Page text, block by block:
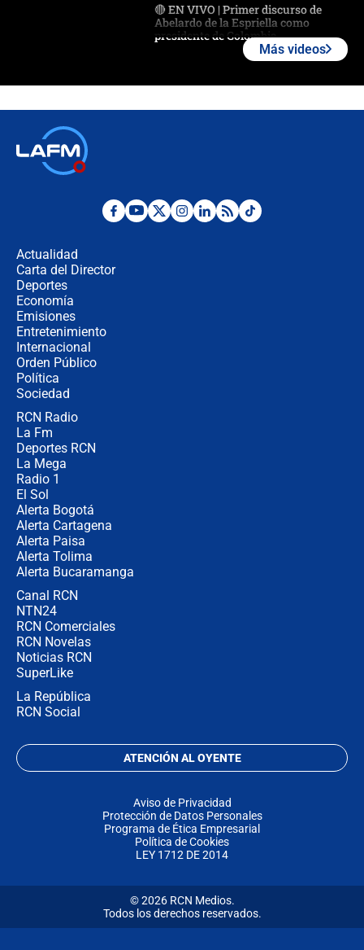
🔴 EN VIVO | Primer discurso de
Abelardo de la Espriella como
presidente de Colombia
Desde dermatitis hasta infecciones:
Más videos
Actualidad
Carta del Director
Deportes
Economía
Emisiones
Entretenimiento
Internacional
Orden Público
Política
Sociedad
RCN Radio
La Fm
Deportes RCN
La Mega
Radio 1
El Sol
Alerta Bogotá
Alerta Cartagena
Alerta Paisa
Alerta Tolima
Alerta Bucaramanga
Canal RCN
NTN24
RCN Comerciales
RCN Novelas
Noticias RCN
SuperLike
La República
RCN Social
ATENCIÓN AL OYENTE
Aviso de Privacidad
Protección de Datos Personales
Programa de Ética Empresarial
Política de Cookies
LEY 1712 DE 2014
© 2026 RCN Medios.
Todos los derechos reservados.